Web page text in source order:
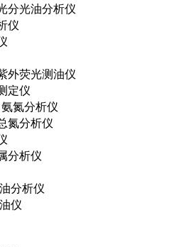
分光油分析仪
仪
外荧光测油仪
定仪
氮分析仪
氮分析仪
分析仪
分析仪
仪